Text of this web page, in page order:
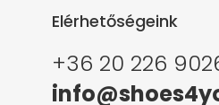
Elérhetőségeink
+36 20 226